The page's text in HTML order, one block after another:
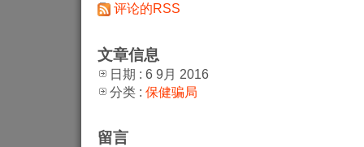
评论的RSS
文章信息
日期 : 6 9月 2016
分类 : 保健骗局
留言